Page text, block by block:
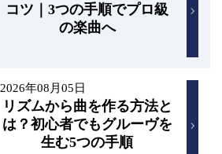
コツ｜3つの手順でプロ級
の楽曲へ
2026年08月05日
リズムから曲を作る方法と
は？初心者でもグルーヴを
生む5つの手順